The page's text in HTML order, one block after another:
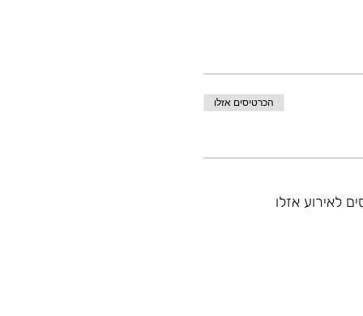
הכרטיסים אזלו
לאירוע אזלו